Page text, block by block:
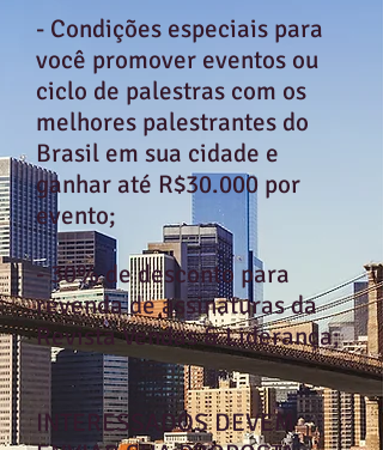
- Condições especiais para
você promover eventos ou
ciclo de palestras com os
melhores palestrantes do
Brasil em sua cidade e
ganhar até R$30.000 por
evento;
- 30% de desconto para
revenda de assinaturas da
Revista Vendas & Liderança;
INTERESSADOS DEVEM